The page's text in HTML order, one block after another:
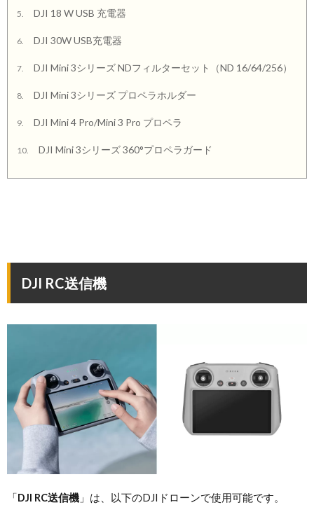
5. DJI 18 W USB 充電器
6. DJI 30W USB充電器
7. DJI Mini 3シリーズ NDフィルターセット（ND 16/64/256）
8. DJI Mini 3シリーズ プロペラホルダー
9. DJI Mini 4 Pro/Mini 3 Pro プロペラ
10. DJI Mini 3シリーズ 360°プロペラガード
DJI RC送信機
「DJI RC送信機 」は、以下のDJIドローンで使用可能です。